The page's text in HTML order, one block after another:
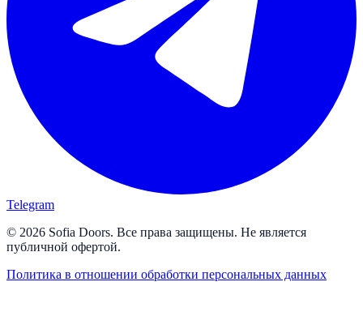
Telegram
© 2026 Sofia Doors. Все права защищены. Не является
публичной офертой.
Политика в отношении обработки персональных данных